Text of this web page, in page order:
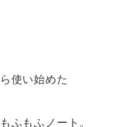
使い始めた
ふもふノート。